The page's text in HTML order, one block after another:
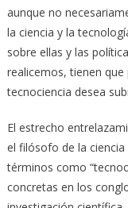
aunque no
la ciencia y la
sobre ellas y las
realicemos, tienen
tecnociencia desea
El estrecho
el filósofo de la
términos como
concretas en los